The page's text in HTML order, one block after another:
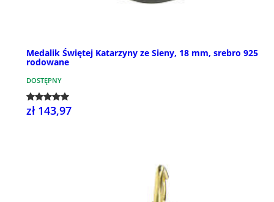
Medalik Świętej Katarzyny ze Sieny, 18 mm, srebro 925
rodowane
DOSTĘPNY
zł 143,97